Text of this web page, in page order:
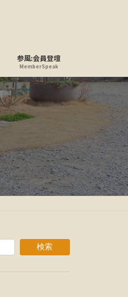
参風:会員登壇
MemberSpeak
検索